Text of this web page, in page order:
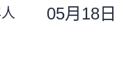
05月18